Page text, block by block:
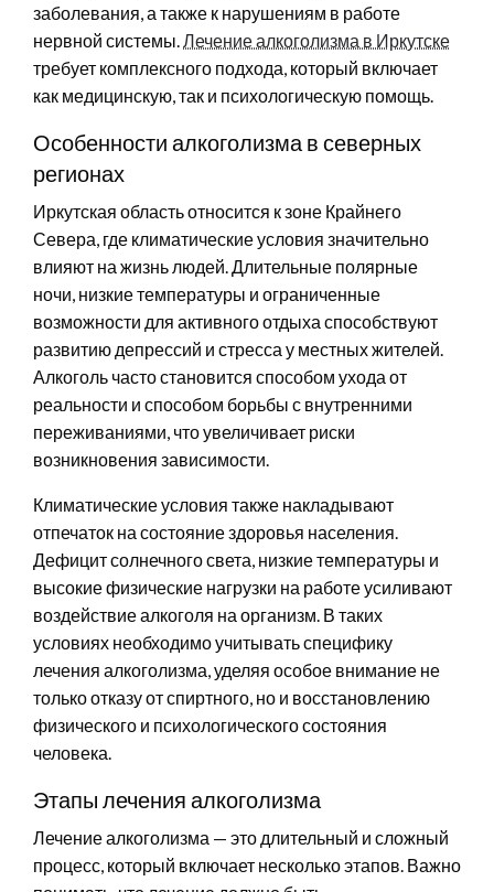
заболевания, а также к нарушениям в работе
нервной системы. Лечение алкоголизма в Иркутске
требует комплексного подхода, который включает
как медицинскую, так и психологическую помощь.
Особенности алкоголизма в северных
регионах
Иркутская область относится к зоне Крайнего
Севера, где климатические условия значительно
влияют на жизнь людей. Длительные полярные
ночи, низкие температуры и ограниченные
возможности для активного отдыха способствуют
развитию депрессий и стресса у местных жителей.
Алкоголь часто становится способом ухода от
реальности и способом борьбы с внутренними
переживаниями, что увеличивает риски
возникновения зависимости.
Климатические условия также накладывают
отпечаток на состояние здоровья населения.
Дефицит солнечного света, низкие температуры и
высокие физические нагрузки на работе усиливают
воздействие алкоголя на организм. В таких
условиях необходимо учитывать специфику
лечения алкоголизма, уделяя особое внимание не
только отказу от спиртного, но и восстановлению
физического и психологического состояния
человека.
Этапы лечения алкоголизма
Лечение алкоголизма — это длительный и сложный
процесс, который включает несколько этапов. Важно